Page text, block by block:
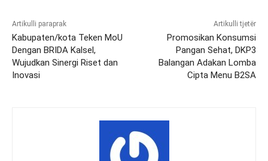
Artikulli paraprak
Kabupaten/kota Teken MoU
Dengan BRIDA Kalsel,
Wujudkan Sinergi Riset dan
Inovasi
Artikulli tjetër
Promosikan Konsumsi
Pangan Sehat, DKP3
Balangan Adakan Lomba
Cipta Menu B2SA